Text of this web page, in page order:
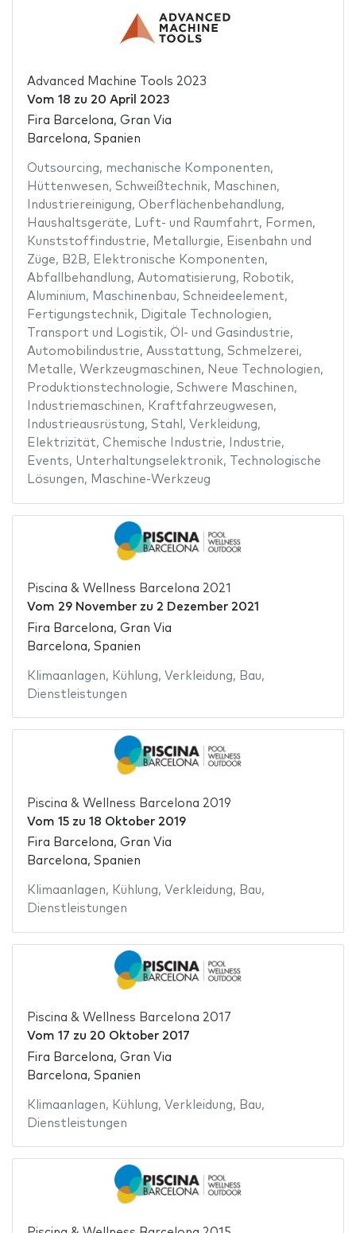
Advanced Machine Tools 2023
Vom 18 zu 20 April 2023
Fira Barcelona, Gran Via
Barcelona, Spanien
Outsourcing, mechanische Komponenten,
Hüttenwesen, Schweißtechnik, Maschinen,
Industriereinigung, Oberflächenbehandlung,
Haushaltsgeräte, Luft- und Raumfahrt, Formen,
Kunststoffindustrie, Metallurgie, Eisenbahn und
Züge, B2B, Elektronische Komponenten,
Abfallbehandlung, Automatisierung, Robotik,
Aluminium, Maschinenbau, Schneideelement,
Fertigungstechnik, Digitale Technologien,
Transport und Logistik, Öl- und Gasindustrie,
Automobilindustrie, Ausstattung, Schmelzerei,
Metalle, Werkzeugmaschinen, Neue Technologien,
Produktionstechnologie, Schwere Maschinen,
Industriemaschinen, Kraftfahrzeugwesen,
Industrieausrüstung, Stahl , Verkleidung,
Elektrizität, Chemische Industrie, Industrie,
Events, Unterhaltungselektronik,
Technologische
Lösungen, Maschine-Werkzeug
Piscina & Wellness Barcelona 2021
Vom 29 Novemberzu 2 Dezember 2021
Fira Barcelona, Gran Via
Barcelona, Spanien
Klimaanlagen, Kühlung, Verkleidung, Bau,
Dienstleistungen
Piscina & Wellness Barcelona 2019
Vom 15zu 18 Oktober 2019
Fira Barcelona, Gran Via
Barcelona, Spanien
Klimaanlagen, Kühlung, Verkleidung, Bau,
Dienstleistungen
Piscina & Wellness Barcelona 2017
Vom 17 zu 20 Oktober 2017
Fira Barcelona, Gran Via
Barcelona, Spanien
Klimaanlagen, Kühlung, Verkleidung, Bau,
Dienstleistungen